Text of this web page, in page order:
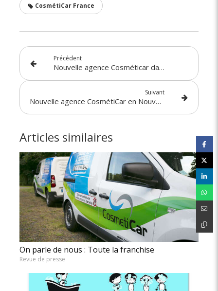
CosmétiCar France
Précédent
Nouvelle agence Cosméticar dans le secteur de Lyon Ouest
Suivant
Nouvelle agence CosmétiCar en Nouvelle Aquitaine : Royan (17) / Angoulême (16)
Articles similaires
On parle de nous : Toute la franchise
Revue de presse